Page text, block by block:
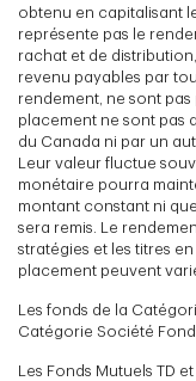
obtenu en capitalisant
représente pas le
rachat et de
revenu payables par
rendement, ne sont
placement ne sont pas
du Canada ni par un
Leur valeur fluctue
monétaire pourra
montant constant ni
sera remis. Le
stratégies et les titres
placement peuvent
Les fonds de la
Catégorie Société
Les Fonds Mutuels TD